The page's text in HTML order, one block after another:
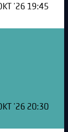
'26 19:45
'26 20:30